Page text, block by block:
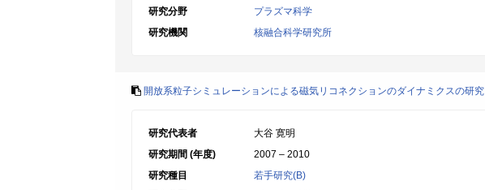
研究分野
プラズマ科学
研究機関
核融合科学研究所
開放系粒子シミュレーションによる磁気リコネクションのダイナミクスの研究
研究代表者
大谷 寛明
研究期間 (年度)
2007 – 2010
研究種目
若手研究(B)